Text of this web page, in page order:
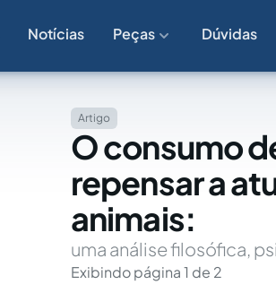
Notícias Peças Dúvidas
Artigo
O consumo
repensar a
animais:
uma análise filosófica,
Exibindo página 1 de 2